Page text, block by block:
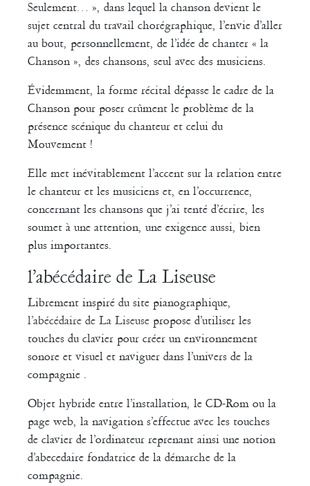
Seulement… », dans lequel la chanson devient le
sujet central du travail chorégraphique, l’envie d’aller
au bout, personnellement, de l’idée de chanter « la
Chanson », des chansons, seul avec des musiciens.
Évidemment, la forme récital dépasse le cadre de la
Chanson pour poser crûment le problème de la
présence scénique du chanteur et celui du
Mouvement !
Elle met inévitablement l’accent sur la relation entre
le chanteur et les musiciens et, en l’occurrence,
concernant les chansons que j’ai tenté d’écrire, les
soumet à une attention, une exigence aussi, bien
plus importantes.
l’abécédaire de La Liseuse
Librement inspiré du site pianographique,
l’abécédaire de La Liseuse propose d’utiliser les
touches du clavier pour créer un environnement
sonore et visuel et naviguer dans l’univers de la
compagnie .
Objet hybride entre l’installation, le CD-Rom ou la
page web, la navigation s’effectue avec les touches
de clavier de l’ordinateur reprenant ainsi une notion
d’abecedaire fondatrice de la démarche de la
compagnie.